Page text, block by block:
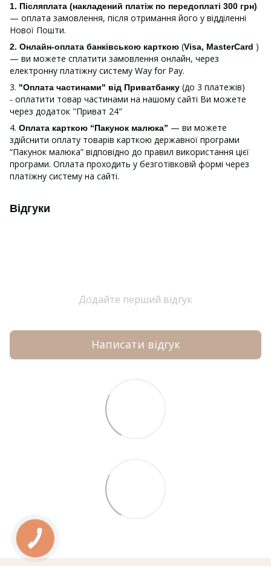
1. Післяплата (накладений платіж по передоплаті 300 грн)
— оплата замовлення, після отримання його у відділенні
Нової Пошти.
2. Онлайн-оплата банківською карткою (Visa, MasterCard )
— ви можете сплатити замовлення онлайн, через
електронну платіжну систему Way for Pay.
3. "Оплата частинами" від Приватбанку (до 3 платежів)
- оплатити товар частинами на нашому сайті Ви можете
через додаток "Приват 24"
4. Оплата карткою “Пакунок малюка” — ви можете
здійснити оплату товарів карткою державної програми
“Пакунок малюка” відповідно до правил використання цієї
програми. Оплата проходить у безготівковій формі через
платіжну систему на сайті.
Відгуки
Додайте перший відгук
Написати відгук